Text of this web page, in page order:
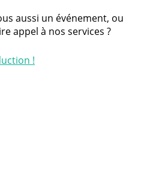
aussi un événement, ou
appel à nos services ?
!